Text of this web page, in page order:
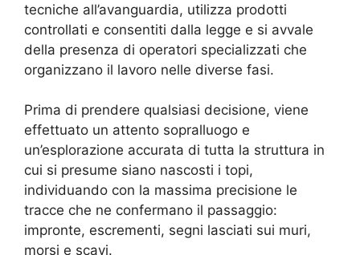
tecniche all’avanguardia, utilizza prodotti
controllati e consentiti dalla legge e si avvale
della presenza di operatori specializzati che
organizzano il lavoro nelle diverse fasi.
Prima di prendere qualsiasi decisione, viene
effettuato un attento sopralluogo e
un’esplorazione accurata di tutta la struttura in
cui si presume siano nascosti i topi,
individuando con la massima precisione le
tracce che ne confermano il passaggio:
impronte, escrementi, segni lasciati sui muri,
morsi e scavi.